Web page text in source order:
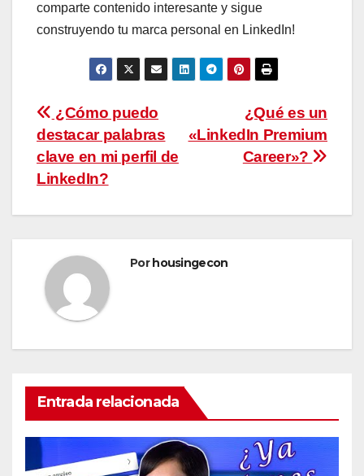
comparte contenido interesante y sigue
construyendo tu marca personal en LinkedIn!
Navegación
de
entradas
¿Qué es un
«LinkedIn Premium
Career»?
¿Cómo puedo
destacar palabras
clave en mi perfil de
LinkedIn?
Porhousingecon
Entrada relacionada